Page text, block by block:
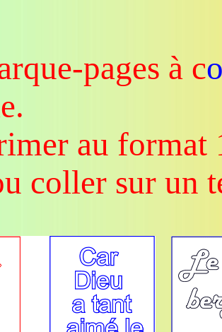
pages à c
au format
coller sur un